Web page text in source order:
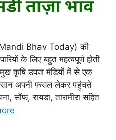
Mandi Bhav Today) की
के लिए बहुत महत्वपूर्ण होती
कृषि उपज मंडियों में से एक
अपनी फसल लेकर पहुंचते
सौंफ, रायडा, तारामीरा सहित